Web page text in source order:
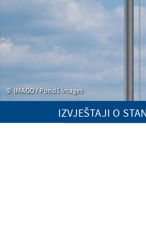
IMAGO / Pond5 Images
IZVJEŠTAJI O